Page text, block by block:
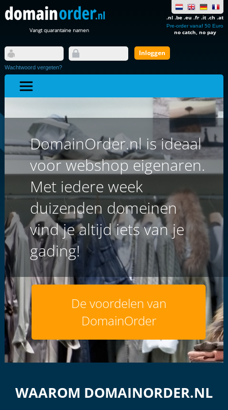
Vangt quarantaine namen
.nl .be .eu .fr .it .ch .at
Pre-order vanaf 50 Euro
no catch, no pay
Wachtwoord vergeten?
DomainOrder.nl is ideaal
voor webshop eigenaren.
Met iedere week
duizenden domeinen
vind je altijd iets van je
gading!
De voordelen van
DomainOrder
WAAROM DOMAINORDER.NL